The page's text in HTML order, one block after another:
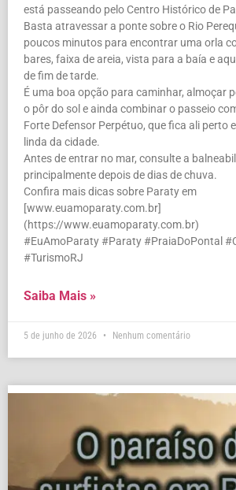
está passeando pelo Centro Histórico de
Basta atravessar a ponte sobre o Rio
poucos minutos para encontrar uma orla
bares, faixa de areia, vista para a baía e
de fim de tarde.
É uma boa opção para caminhar, almoçar
o pôr do sol e ainda combinar o passeio
Forte Defensor Perpétuo, que fica ali perto
linda da cidade.
Antes de entrar no mar, consulte a
principalmente depois de dias de chuva.
Confira mais dicas sobre Paraty em
[www.euamoparaty.com.br]
(https://www.euamoparaty.com.br)
#EuAmoParaty #Paraty #PraiaDoPontal
#TurismoRJ
Saiba Mais »
5 de junho de 2026 Nenhum comentário